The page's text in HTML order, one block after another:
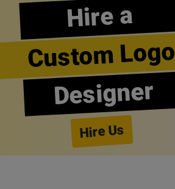
Hire a
Custom Logo
Designer
Hire Us